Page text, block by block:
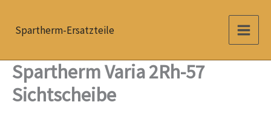
InhaltSpartherm-Ersatzteile
Spartherm Varia 2Rh-57
Sichtscheibe